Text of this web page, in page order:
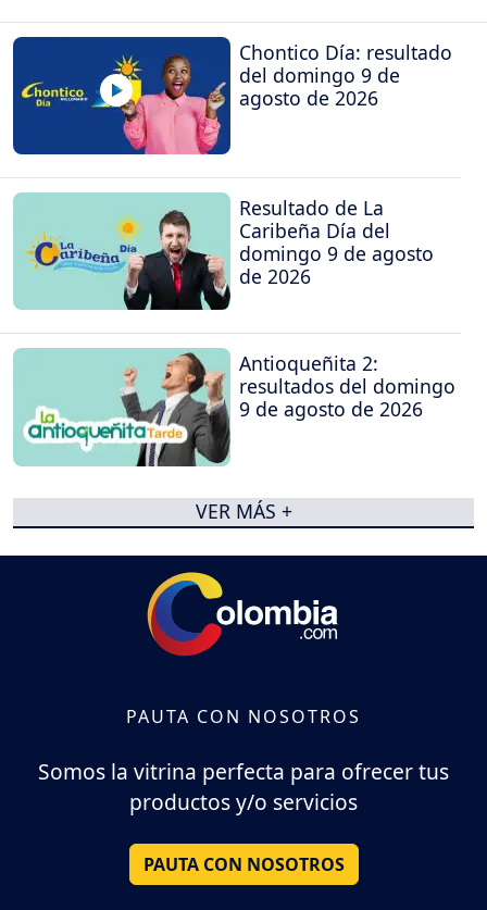
Chontico Día: resultado
del domingo 9 de
agosto de 2026
Resultado de La
Caribeña Día del
domingo 9 de agosto
de 2026
Antioqueñita 2:
resultados del domingo
9 de agosto de 2026
VER MÁS +
PAUTA CON NOSOTROS
Somos la vitrina perfecta para ofrecer tus
productos y/o servicios
PAUTA CON NOSOTROS